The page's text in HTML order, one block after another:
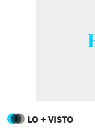
LO + VISTO